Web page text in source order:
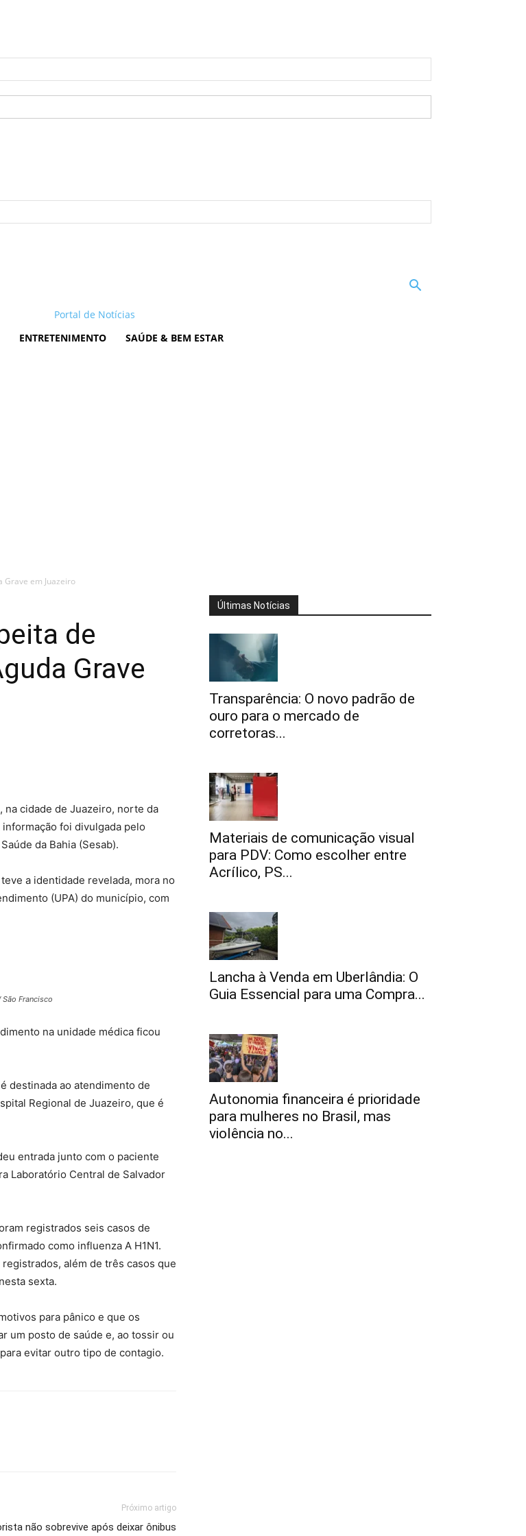
Portal de Notícias
ENTRETENIMENTO SAÚDE & BEM ESTAR
em Juazeiro
de
Grave
na cidade de Juazeiro, norte da
foi divulgada pelo
da Bahia (Sesab).
a identidade revelada, mora no
(UPA) do município, com
Francisco
na unidade médica ficou
destinada ao atendimento de
Regional de Juazeiro, que é
entrada junto com o paciente
Laboratório Central de Salvador
registrados seis casos de
como influenza A H1N1.
além de três casos que
sexta.
para pânico e que os
um posto de saúde e, ao tossir ou
evitar outro tipo de contagio.
Próximo artigo
não sobrevive após deixar ônibus
Últimas Notícias
Transparência: O novo padrão de
ouro para o mercado de
corretoras...
Materiais de comunicação visual
para PDV: Como escolher entre
Acrílico, PS...
Lancha à Venda em Uberlândia: O
Guia Essencial para uma Compra...
Autonomia financeira é prioridade
para mulheres no Brasil, mas
violência no...